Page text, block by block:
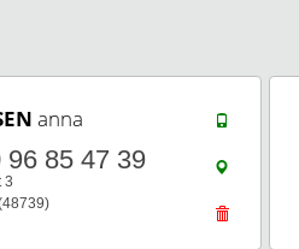
anna
96 85 47 39
3